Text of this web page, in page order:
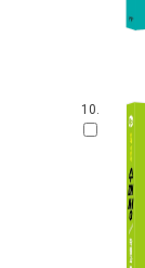
10.